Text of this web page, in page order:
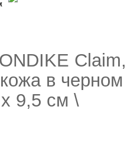
Claim,
в черном
9,5 см \